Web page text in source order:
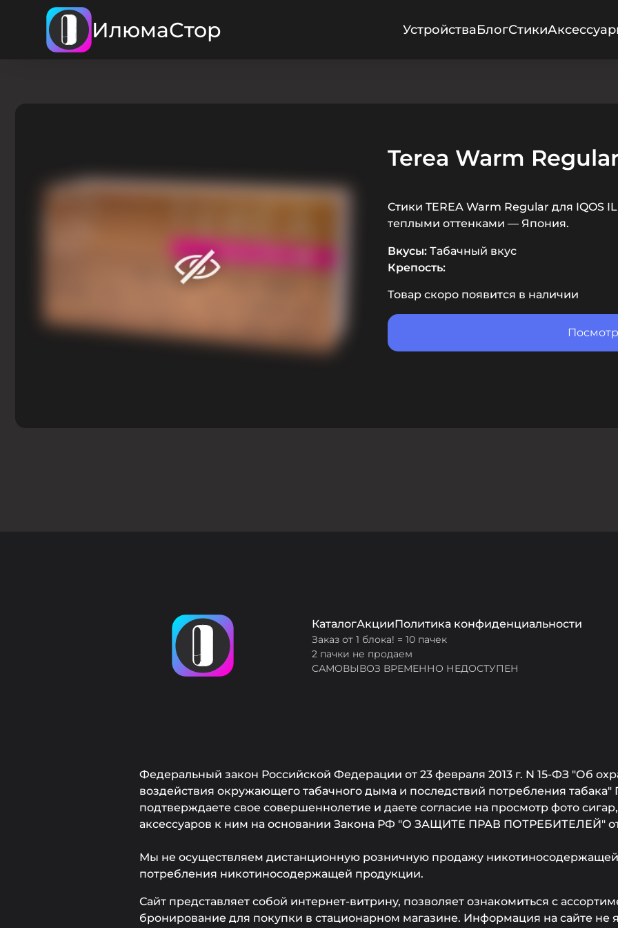
ИлюмаСтор УстройстваБлогСтики
Terea Warm
Стики TEREA Warm Regular для
теплыми оттенками — Япония.
Вкусы: Табачный вкус
Крепость:
Товар скоро появится в наличии
КаталогАкцииПолитика конфиденциальности
Заказ от 1 блока! = 10 пачек
2 пачки не продаем
САМОВЫВОЗ ВРЕМЕННО НЕДОСТУПЕН
Федеральный закон Российской Федерации от 23 февраля 2013 г. N 15-ФЗ "Об
воздействия окружающего табачного дыма и последствий потребления табака"
подтверждаете свое совершеннолетие и даете согласие на просмотр фото
аксессуаров к ним на основании Закона РФ "О ЗАЩИТЕ ПРАВ ПОТРЕБИТЕЛЕЙ" от
Мы не осуществляем дистанционную розничную продажу никотиносодержащей
потребления никотиносодержащей продукции.
Сайт представляет собой интернет-витрину, позволяет ознакомиться с
бронирование для покупки в стационарном магазине. Информация на сайте не